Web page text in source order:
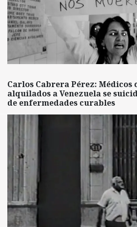
Carlos Cabrera Pérez: Médicos
alquilados a Venezuela se
de enfermedades curables